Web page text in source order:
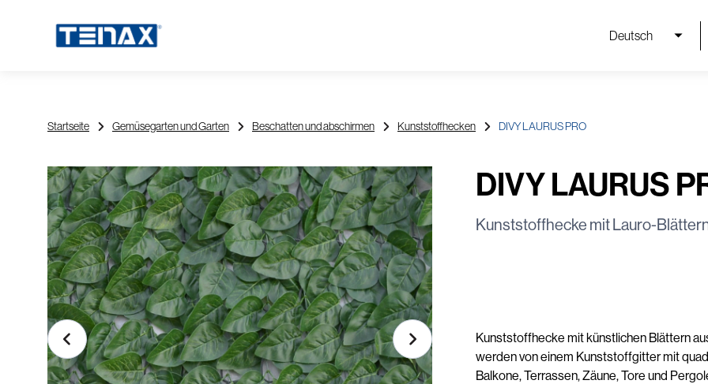
Deutsch
Startseite Gemüsegarten und Garten Beschatten und abschirmen Kunststoffhecken DIVY LAURUS PRO
DIVY LAURUS
Kunststoffhecke mit Lauro-
Kunststoffhecke mit künstlichen Blättern
werden von einem Kunststoffgitter mit
Balkone, Terrassen, Zäune, Tore und